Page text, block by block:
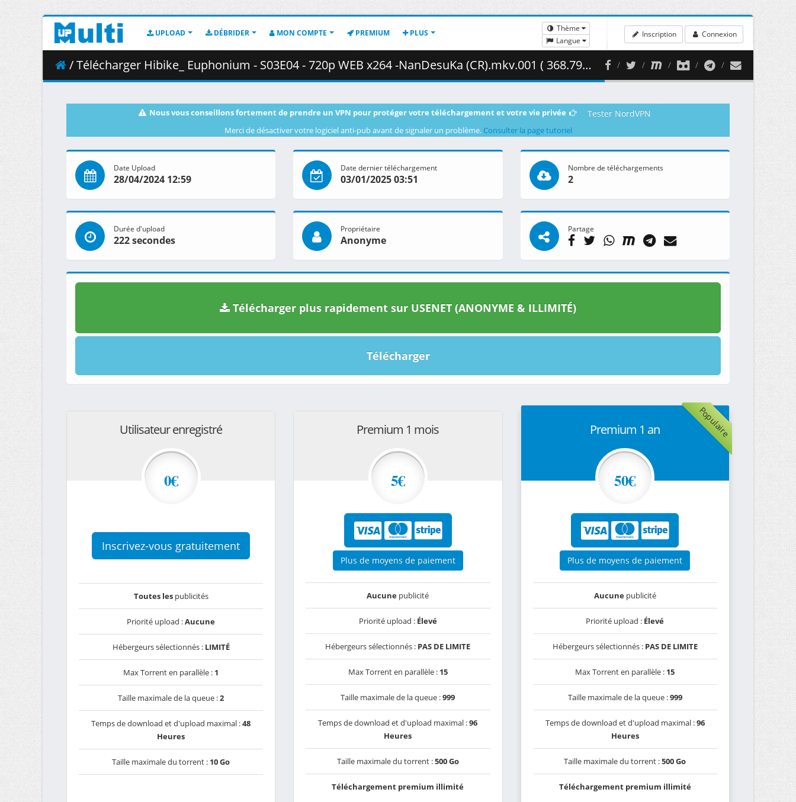
UPLOAD DÉBRIDER MON COMPTE PREMIUM PLUS
Thème
Langue
Inscription Connexion
/ Télécharger Hibike_ Euphonium - S03E04 - 720p WEB x264 -NanDesuKa (CR).mkv.001 ( 368.79 MB )
Nous vous conseillons fortement de prendre un VPN pour protéger votre téléchargement et votre vie privée Tester NordVPN
Merci de désactiver votre logiciel anti-pub avant de signaler un problème. Consulter la page tutoriel
Date Upload
28/04/2024 12:59
Date dernier téléchargement
03/01/2025 03:51
Nombre de téléchargements
2
Durée d'upload
222 secondes
Propriétaire
Anonyme
Partage
Télécharger plus rapidement sur USENET (ANONYME & ILLIMITÉ)
Télécharger
Utilisateur enregistré
0€
Inscrivez-vous gratuitement
Toutes lespublicités
Priorité upload :Aucune
Hébergeurs sélectionnés : LIMITÉ
Max Torrent en parallèle : 1
Taille maximale de la queue :2
Temps de download et d'upload maximal :48
Heures
Taille maximale du torrent : 10 Go
Premium 1 mois
5€
Plus de moyens de paiement
Aucune publicité
Priorité upload : Élevé
Hébergeurs sélectionnés : PAS DE LIMITE
Max Torrent en parallèle : 15
Taille maximale de la queue :999
Temps de download et d'upload maximal :96
Heures
Taille maximale du torrent :500 Go
Téléchargement premium illimité
Populaire
Premium 1 an
50€
Plus de moyens de paiement
Aucunepublicité
Priorité upload : Élevé
Hébergeurs sélectionnés : PAS DE LIMITE
Max Torrent en parallèle : 15
Taille maximale de la queue :999
Temps de download et d'upload maximal :96
Heures
Taille maximale du torrent :500 Go
Téléchargement premium illimité